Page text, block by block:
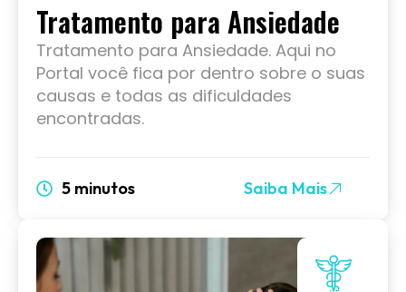
Tratamento para Ansiedade
Tratamento para Ansiedade. Aqui no
Portal você fica por dentro sobre o suas
causas e todas as dificuldades
encontradas.
5 minutos Saiba Mais